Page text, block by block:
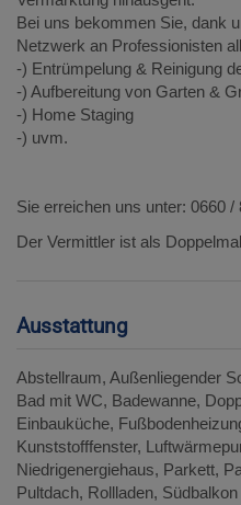
Bei uns bekommen Sie, dank
Netzwerk an Professionisten
-) Entrümpelung & Reinigung
-) Aufbereitung von Garten &
-) Home Staging
-) uvm.
Sie erreichen uns unter: 0660
Der Vermittler ist als
Ausstattung
Abstellraum Außenliegender
Bad mit WC Badewanne
Einbauküche
Kunststofffenster
Niedrigenergiehaus Parkett
Pultdach Rollladen